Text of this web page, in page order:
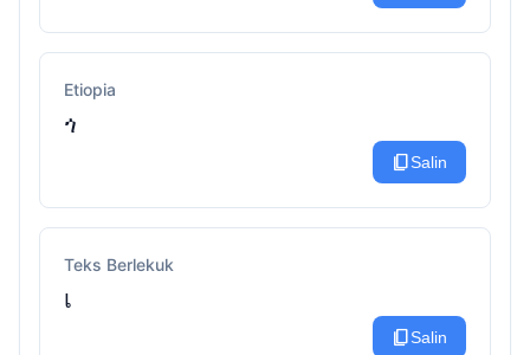
Etiopia
ጎ
content_copySalin
Teks Berlekuk
เ
content_copySalin